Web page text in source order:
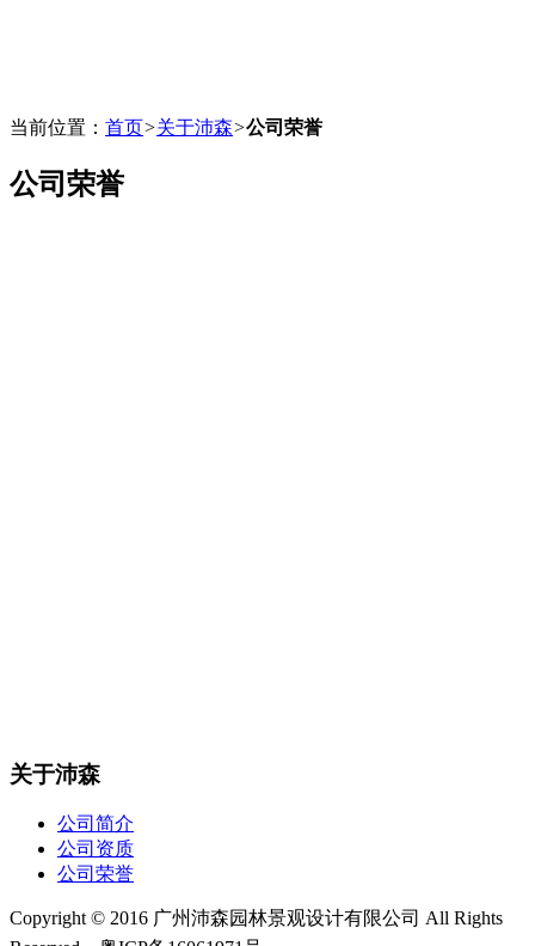
当前位置： 首页>关于沛森>公司荣誉
公司荣誉
关于沛森
公司简介
公司资质
公司荣誉
Copyright © 2016 广州沛森园林景观设计有限公司 All Rights